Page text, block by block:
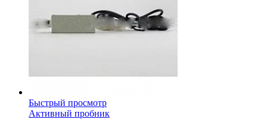
Быстрый просмотр
Активный пробник